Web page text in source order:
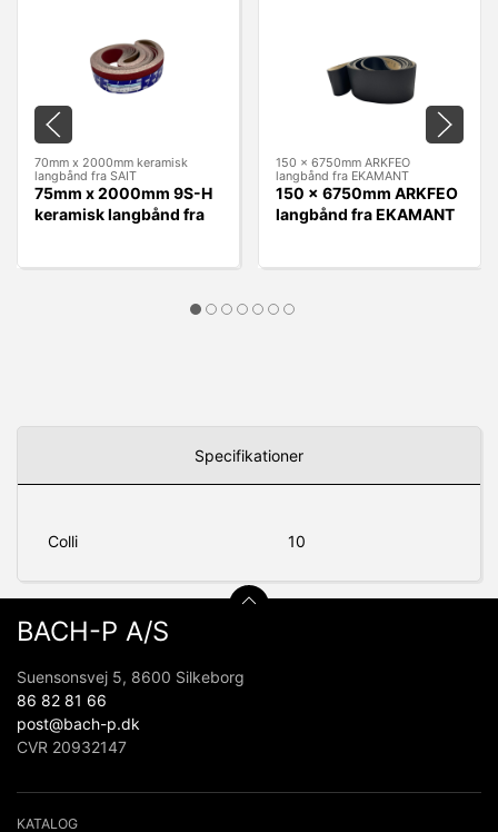
70mm x 2000mm keramisk
langbånd fra SAIT
75mm x 2000mm 9S-H
keramisk langbånd fra
150 x 6750mm ARKFEO
langbånd fra EKAMANT
150 x 6750mm ARKFEO
langbånd fra EKAMANT
Specifikationer
Colli 10
BACH-P A/S
Suensonsvej 5, 8600 Silkeborg
86 82 81 66
post@bach-p.dk
CVR 20932147
KATALOG